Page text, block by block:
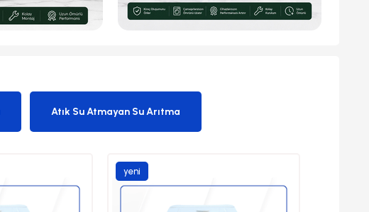
Atık Su Atmayan Su Arıtma
yeni
ürün